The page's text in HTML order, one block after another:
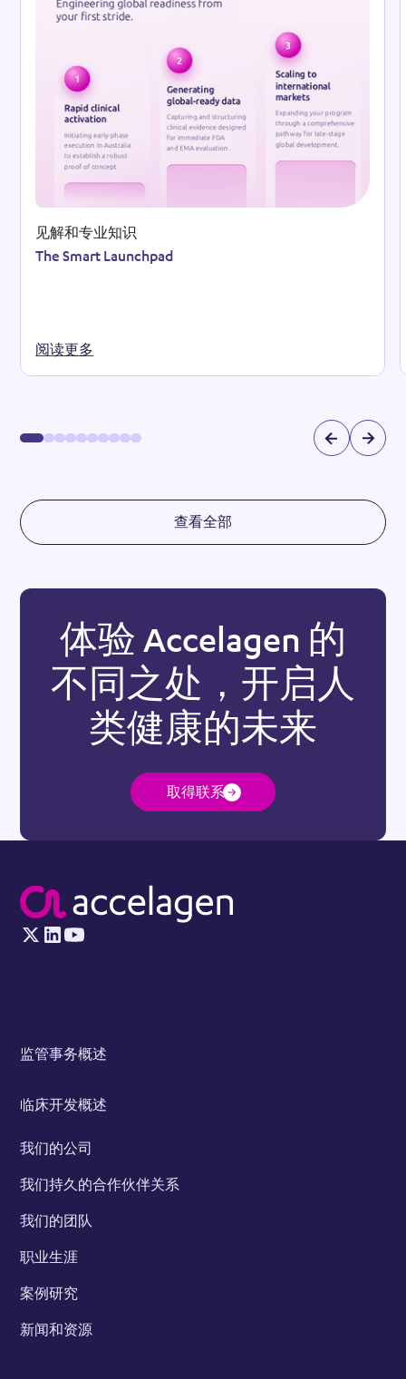
见解和专业知识
The Smart Launchpad
阅读更多
查看全部
体验 Accelagen 的
不同之处，开启人
类健康的未来
取得联系
监管事务概述
临床开发概述
我们的公司
我们持久的合作伙伴关系
我们的团队
职业生涯
案例研究
新闻和资源